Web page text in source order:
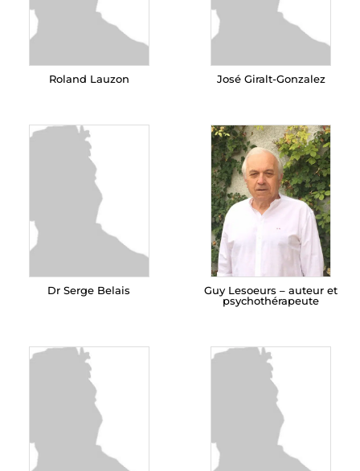
Roland Lauzon José Giralt-Gonzalez
Dr Serge Belais
Guy Lesoeurs – auteur et
psychothérapeute